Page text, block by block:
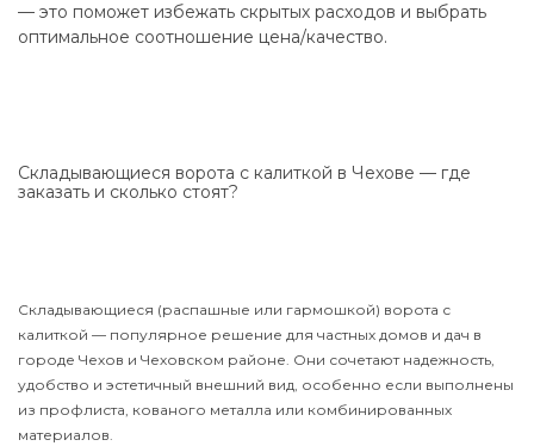
— это поможет избежать скрытых расходов и выбрать
оптимальное соотношение цена/качество.
Складывающиеся ворота с калиткой в Чехове — где
заказать и сколько стоят?
Складывающиеся (распашные или гармошкой) ворота с
калиткой — популярное решение для частных домов и дач в
городе Чехов и Чеховском районе. Они сочетают надежность,
удобство и эстетичный внешний вид, особенно если выполнены
из профлиста, кованого металла или комбинированных
материалов.